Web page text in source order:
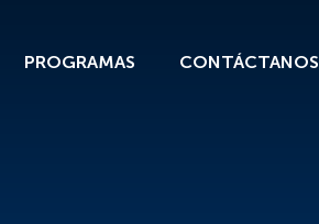
PROGRAMAS CONTÁCTANOS